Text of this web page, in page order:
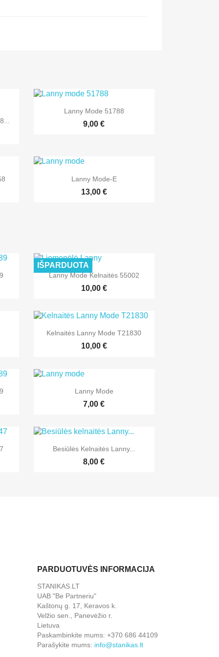
 Greita peržiūra
Lanny Mode 51788
9,00 €
Greita peržiūra
Lanny Mode-E
13,00 €
 Greita peržiūra
Lanny Mode Kelnaitės 55002
10,00 €
IŠPARDUOTA
 Greita peržiūra
Kelnaitės Lanny Mode T21830
10,00 €
Greita peržiūra
Lanny Mode
7,00 €
 Greita peržiūra
Besiūlės Kelnaitės Lanny...
8,00 €
PARDUOTUVĖS INFORMACIJA
STANIKAS.LT
UAB "Be Partneriu"
Kaštonų g. 17, Keravos k.
Velžio sen., Panevėžio r.
Lietuva
Paskambinkite mums: +370 686 44109
Parašykite mums: info@stanikas.lt